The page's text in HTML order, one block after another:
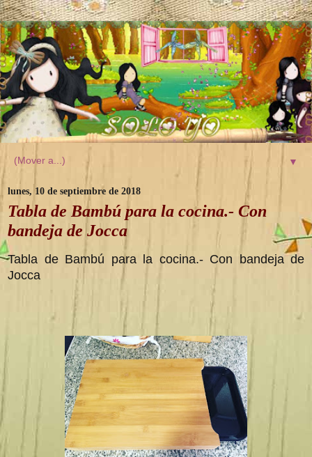
▼
lunes, 10 de septiembre de 2018
Tabla de Bambú para la cocina.- Con
bandeja de Jocca
Tabla de Bambú para la cocina.- Con bandeja de
Jocca